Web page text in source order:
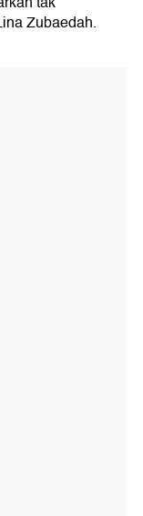
Zubaedah.